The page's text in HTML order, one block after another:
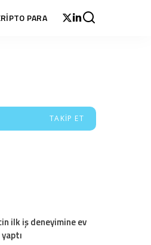
PARA
TAKIP ET
ilk iş deneyimine ev